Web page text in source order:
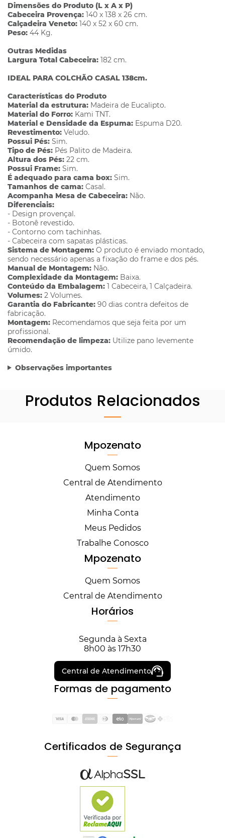
Dimensões do Produto (L x A x P)
Cabeceira Provença: 140 x 138 x 26 cm.
Calçadeira Veneto: 140 x 52 x 60 cm.
Peso: 44 Kg.
Outras Medidas
Largura Total Cabeceira: 182 cm.
IDEAL PARA COLCHÃO CASAL 138cm.
Características do Produto
Material da estrutura: Madeira de Eucalipto.
Material do Forro: Kami TNT.
Material e Densidade da Espuma: Espuma D20.
Revestimento: Veludo.
Possui Pés: Sim.
Tipo de Pés: Pés Palito de Madeira.
Altura dos Pés: 22 cm.
Possui Frame: Sim.
É adequado para cama box: Sim.
Tamanhos de cama: Casal.
Acompanha Mesa de Cabeceira: Não.
Diferenciais:
- Design provençal.
- Botonê revestido.
- Contorno com tachinhas.
- Cabeceira com sapatas plásticas.
Sistema de Montagem: O produto é enviado montado,
sendo necessário apenas a fixação do frame e dos pés.
Manual de Montagem: Não.
Complexidade da Montagem: Baixa.
Conteúdo da Embalagem: 1 Cabeceira, 1 Calçadeira.
Volumes: 2 Volumes.
Garantia do Fabricante: 90 dias contra defeitos de
fabricação.
Montagem: Recomendamos que seja feita por um
profissional.
Recomendação de limpeza: Utilize pano levemente
úmido.
Observações importantes
Produtos Relacionados
Mpozenato
Quem Somos
Central de Atendimento
Atendimento
Minha Conta
Meus Pedidos
Trabalhe Conosco
Mpozenato
Quem Somos
Central de Atendimento
Horários
Segunda à Sexta
8h00 às 17h30
Central de Atendimento
Formas de pagamento
Certificados de Segurança